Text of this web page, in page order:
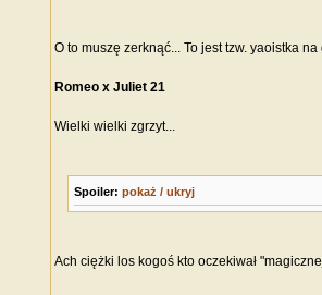
O to muszę zerknąć... To jest tzw. yaoistka
Romeo x Juliet 21
Wielki wielki zgrzyt...
Spoiler: pokaż / ukryj
Ach ciężki los kogoś kto oczekiwał